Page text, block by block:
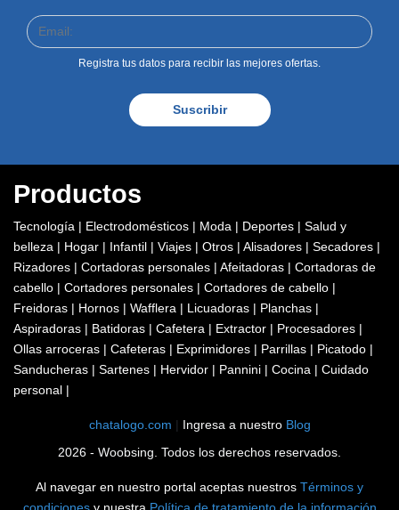
Suscribir
Registra tus datos para recibir las mejores ofertas.
Productos
Tecnología | Electrodomésticos | Moda | Deportes | Salud y
belleza | Hogar | Infantil | Viajes | Otros | Alisadores | Secadores |
Rizadores | Cortadoras personales | Afeitadoras | Cortadoras de
cabello | Cortadores personales | Cortadores de cabello |
Freidoras | Hornos | Wafflera | Licuadoras | Planchas |
Aspiradoras | Batidoras | Cafetera | Extractor | Procesadores |
Ollas arroceras | Cafeteras | Exprimidores | Parrillas | Picatodo |
Sanducheras | Sartenes | Hervidor | Pannini | Cocina | Cuidado
personal |
chatalogo.com | Ingresa a nuestro Blog
2026 - Woobsing. Todos los derechos reservados.
Al navegar en nuestro portal aceptas nuestros Términos y
condicionesy nuestra Política de tratamiento de la información